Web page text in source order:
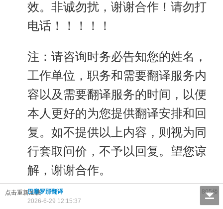
效。非诚勿扰，谢谢合作！请勿打
电话！！！！！
注：请咨询时务必告知您的姓名，
工作单位，职务和需要翻译服务内
容以及需要翻译服务的时间，以便
本人更好的为您提供翻译安排和回
复。如不提供以上内容，则视为同
行套取问价，不予以回复。望您谅
解，谢谢合作。
点击重新加载 805楼
巴塞罗那翻译
2026-6-29 12:15:37